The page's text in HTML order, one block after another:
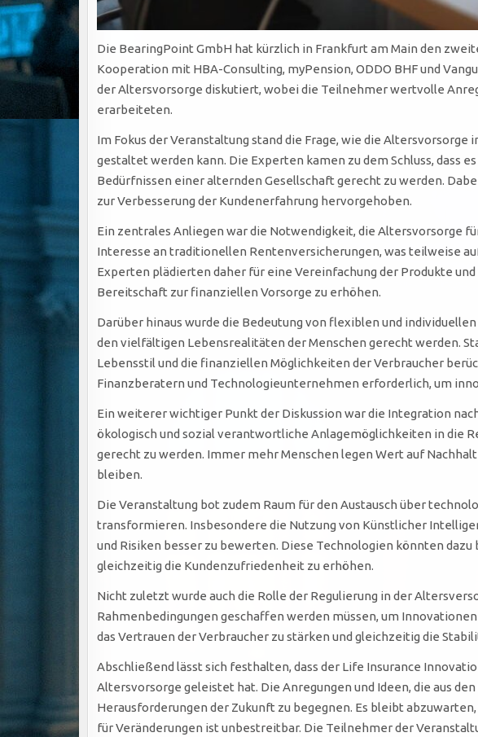
Die BearingPoint GmbH hat kürzlich in Frankfurt am Main den
Kooperation mit HBA-Consulting, myPension, ODDO BHF und
der Altersvorsorge diskutiert, wobei die Teilnehmer wertvolle
erarbeiteten.
Im Fokus der Veranstaltung stand die Frage, wie die
gestaltet werden kann. Die Experten kamen zu dem Schluss, dass
Bedürfnissen einer alternden Gesellschaft gerecht zu werden.
zur Verbesserung der Kundenerfahrung hervorgehoben.
Ein zentrales Anliegen war die Notwendigkeit, die Altersvorsorge
Interesse an traditionellen Rentenversicherungen, was teilweise
Experten plädierten daher für eine Vereinfachung der Produkte
Bereitschaft zur finanziellen Vorsorge zu erhöhen.
Darüber hinaus wurde die Bedeutung von flexiblen und
den vielfältigen Lebensrealitäten der Menschen gerecht werden.
Lebensstil und die finanziellen Möglichkeiten der Verbraucher
Finanzberatern und Technologieunternehmen erforderlich, um
Ein weiterer wichtiger Punkt der Diskussion war die Integration
ökologisch und sozial verantwortliche Anlagemöglichkeiten in die
gerecht zu werden. Immer mehr Menschen legen Wert auf
bleiben.
Die Veranstaltung bot zudem Raum für den Austausch über
transformieren. Insbesondere die Nutzung von Künstlicher
und Risiken besser zu bewerten. Diese Technologien könnten
gleichzeitig die Kundenzufriedenheit zu erhöhen.
Nicht zuletzt wurde auch die Rolle der Regulierung in der
Rahmenbedingungen geschaffen werden müssen, um
das Vertrauen der Verbraucher zu stärken und gleichzeitig die
Abschließend lässt sich festhalten, dass der Life Insurance
Altersvorsorge geleistet hat. Die Anregungen und Ideen, die aus
Herausforderungen der Zukunft zu begegnen. Es bleibt
für Veränderungen ist unbestreitbar. Die Teilnehmer der